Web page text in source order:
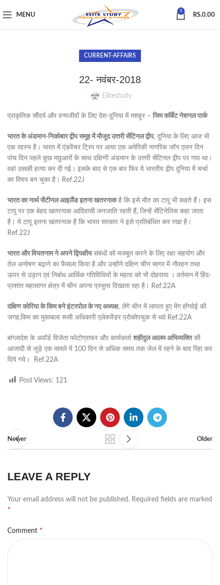
MENU
0
RS.0.00
CURRENT-AFFAIRS
22- नवंबर-2018
Elitestudy
प्राकृतिक सौंदर्य और वन्यजीवों के लिए देश-दुनिया में मशहूर – जिम कॉर्बेट नेशनल पार्क
भारत के अंडमान-निकोबार द्वीप समूह में मौजूद उत्तरी सेंटिनल द्वीप, दुनिया के लिए आज भी
एक रहस्य है। भारत में एंडवेंचर ट्रिप पर आया एक अमेरिकी नागरिक जॉन एलन दिन
पांच दिन पहले कुछ मछुआरों के साथ दक्षिणी अंडमान के उत्तरी सेंटिनल द्वीप पर गया था।
वहां उसकी हत्या कर दी गई। इसके बाद से एक बार फिर ये भारतीय द्वीप दुनिया में चर्चा
का विषय बन चुका है। Ref.22J
भारत का नार्थ सेंटीनल आइलैंड इतना खतरनाकहै कि इसे मौत का टापू भी कहते हैं। इस
टापू पर एक बेहद खतरनाक आदिवासी जनजाति रहती हैं, जिन्हें सेंटिनेलिस कहा जाता
है। ये टापू इतना खतरनाक है कि भारत सरकार ने इसे प्रतिबंधित कर रखा है।
Ref.22J
भारत और वियतनाम ने अपने द्विपक्षीयसंबंधों को मजबूत करने के लिए रक्षा सहयोग और
तेल अन्वेषण बढ़ाने का फैसला किया है और उन्होंने दक्षिण चीन सागर में नौवहन तथा
ऊपर से उड़ान एवं निर्बाध आर्थिक गतिविधियों के महत्व को भी दोहराया । वर्तमान में हिंद-
प्रशांत महासागर क्षेत्र में चीन अपना प्रभुत्व दिखाता रहा है। Ref.22A
दक्षिण कोरिया के किम बने इंटरपोल के नए अध्यक्ष, लेंगे चीन में लापता हुए मेंग होंगवेई की
जगह,किम का मुकाबला रूसी अधिकारी एलेक्जेंडर प्रोकोपचुक से थाl Ref.22A
बांग्लादेश के अवॉर्ड विजेता फोटोग्राफर और कार्यकर्ता शहीदुल आलम अभिव्यक्तिकी
आजादी से जुड़े एक मामले में 100 दिन से अधिक समय तक जेल में रहने के बाद रिहा कर
दिये गये। Ref.22A
Post Views: 121
Newer Older
LEAVE A REPLY
Your email address will not be published. Required fields are marked
*
Comment *